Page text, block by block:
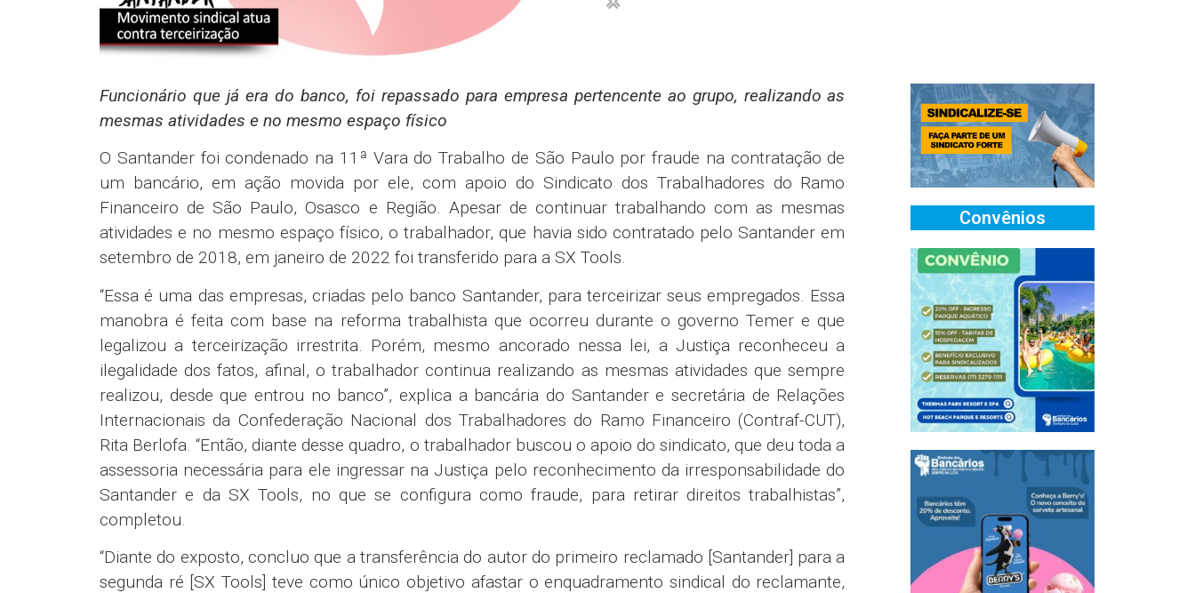
Funcionário que já era do banco, foi repassado para empresa pertencente ao grupo, realizando as
mesmas atividades e no mesmo espaço físico
O Santander foi condenado na 11ª Vara do Trabalho de São Paulo por fraude na contratação de
um bancário, em ação movida por ele, com apoio do Sindicato dos Trabalhadores do Ramo
Financeiro de São Paulo, Osasco e Região. Apesar de continuar trabalhando com as mesmas
atividades e no mesmo espaço físico, o trabalhador, que havia sido contratado pelo Santander em
setembro de 2018, em janeiro de 2022 foi transferido para a SX Tools.
“Essa é uma das empresas, criadas pelo banco Santander, para terceirizar seus empregados. Essa
manobra é feita com base na reforma trabalhista que ocorreu durante o governo Temer e que
legalizou a terceirização irrestrita. Porém, mesmo ancorado nessa lei, a Justiça reconheceu a
ilegalidade dos fatos, afinal, o trabalhador continua realizando as mesmas atividades que sempre
realizou, desde que entrou no banco”, explica a bancária do Santander e secretária de Relações
Internacionais da Confederação Nacional dos Trabalhadores do Ramo Financeiro (Contraf-CUT),
Rita Berlofa. “Então, diante desse quadro, o trabalhador buscou o apoio do sindicato, que deu toda a
assessoria necessária para ele ingressar na Justiça pelo reconhecimento da irresponsabilidade do
Santander e da SX Tools, no que se configura como fraude, para retirar direitos trabalhistas”,
completou.
“Diante do exposto, concluo que a transferência do autor do primeiro reclamado [Santander] para a
segunda ré [SX Tools] teve como único objetivo afastar o enquadramento sindical do reclamante,
Convênios